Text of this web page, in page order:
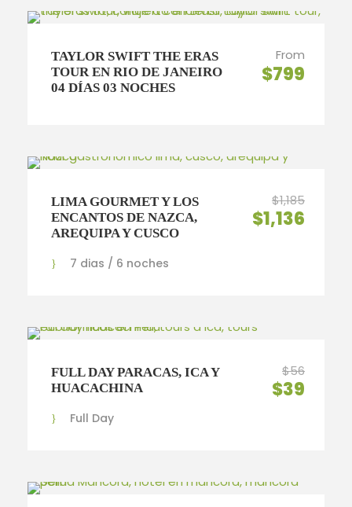
TAYLOR SWIFT THE ERAS
TOUR EN RIO DE JANEIRO
04 DÍAS 03 NOCHES
From
$799
LIMA GOURMET Y LOS
ENCANTOS DE NAZCA,
AREQUIPA Y CUSCO
$1,185
$1,136
7 dias / 6 noches
FULL DAY PARACAS, ICA Y
HUACACHINA
$56
$39
Full Day